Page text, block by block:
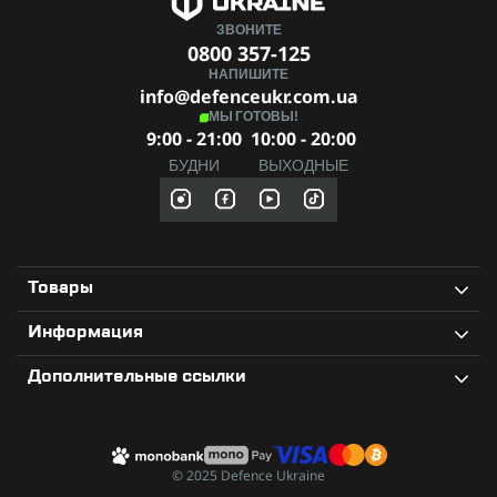
ЗВОНИТЕ
0800 357-125
НАПИШИТЕ
info@defenceukr.com.ua
МЫ ГОТОВЫ!
9:00 - 21:00
БУДНИ
10:00 - 20:00
ВЫХОДНЫЕ
Товары
Информация
Дополнительные ссылки
© 2025 Defence Ukraine